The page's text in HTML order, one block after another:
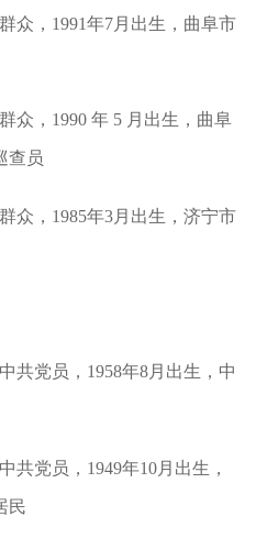
众，1991年7月出生，曲阜市
众，1990 年 5 月出生，曲阜
查员
众，1985年3月出生，济宁市
共党员，1958年8月出生，中
共党员，1949年10月出生，
民